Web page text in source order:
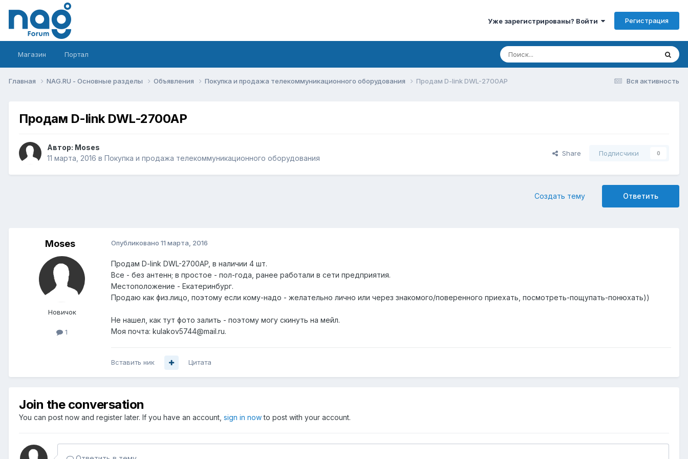
Уже зарегистрированы? Войти Регистрация
Магазин Портал
Вся активность
Главная NAG.RU - Основные разделы Объявления Покупка и продажа телекоммуникационного оборудования Продам D-link DWL-2700AP
Продам D-link DWL-2700AP
Автор: Moses
11 марта, 2016 в Покупка и продажа телекоммуникационного оборудования
Share Подписчики 0
Ответить
Создать тему
Moses
Новичок
1
Опубликовано 11 марта, 2016
Продам D-link DWL-2700AP, в наличии 4 шт.
Все - без антенн; в простое - пол-года, ранее работали в сети предприятия.
Местоположение - Екатеринбург.
Продаю как физ.лицо, поэтому если кому-надо - желательно лично или через знакомого/поверенного приехать, посмотреть-пощупать-понюхать))
Не нашел, как тут фото залить - поэтому могу скинуть на мейл.
Моя почта: kulakov5744@mail.ru.
Вставить ник Цитата
Join the conversation
You can post now and register later. If you have an account, sign in nowto post with your account.